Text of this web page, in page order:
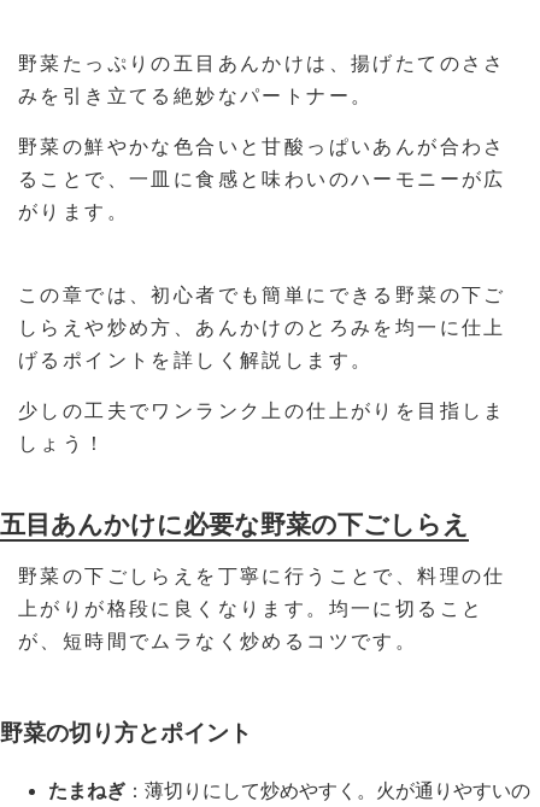
野菜たっぷりの五目あんかけは、揚げたてのささ
みを引き立てる絶妙なパートナー。
野菜の鮮やかな色合いと甘酸っぱいあんが合わさ
ることで、一皿に食感と味わいのハーモニーが広
がります。
この章では、初心者でも簡単にできる野菜の下ご
しらえや炒め方、あんかけのとろみを均一に仕上
げるポイントを詳しく解説します。
少しの工夫でワンランク上の仕上がりを目指しま
しょう！
五目あんかけに必要な野菜の下ごしらえ
野菜の下ごしらえを丁寧に行うことで、料理の仕
上がりが格段に良くなります。均一に切ること
が、短時間でムラなく炒めるコツです。
野菜の切り方とポイント
たまねぎ ：薄切りにして炒めやすく。火が通りやすいの